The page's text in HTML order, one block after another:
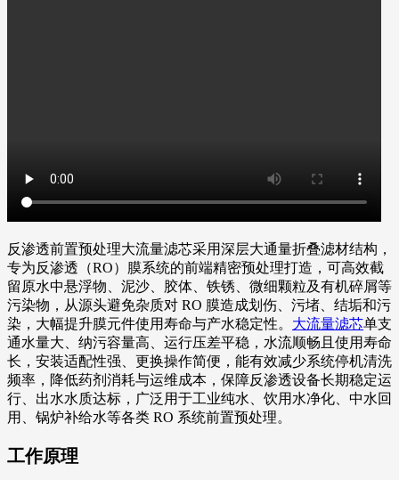
反渗透前置预处理大流量滤芯采用深层大通量折叠滤材结构，
专为反渗透（RO）膜系统的前端精密预处理打造，可高效截
留原水中悬浮物、泥沙、胶体、铁锈、微细颗粒及有机碎屑等
污染物，从源头避免杂质对 RO 膜造成划伤、污堵、结垢和污
染，大幅提升膜元件使用寿命与产水稳定性。 大流量滤芯单支
通水量大、纳污容量高、运行压差平稳，水流顺畅且使用寿命
长，安装适配性强、更换操作简便，能有效减少系统停机清洗
频率，降低药剂消耗与运维成本，保障反渗透设备长期稳定运
行、出水水质达标，广泛用于工业纯水、饮用水净化、中水回
用、锅炉补给水等各类 RO 系统前置预处理。
工作原理